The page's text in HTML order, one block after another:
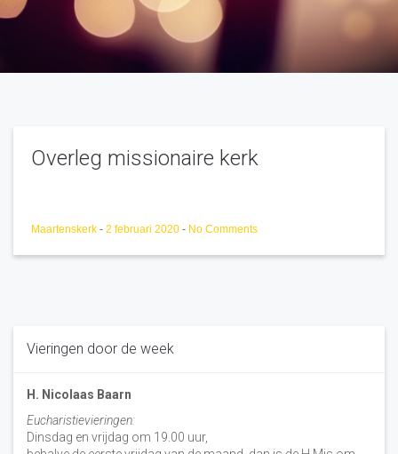
Overleg missionaire kerk
Maartenskerk - 2 februari 2020 - No Comments
Vieringen door de week
H. Nicolaas Baarn
Eucharistievieringen:
Dinsdag en vrijdag om 19.00 uur,